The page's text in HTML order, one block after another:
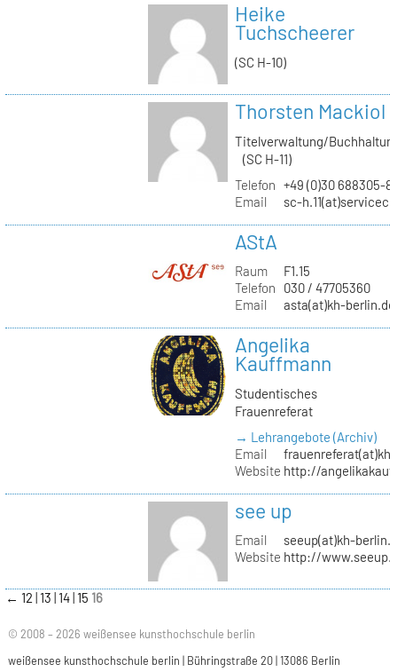
Heike
Tuchscheerer
(SC H-10)
Thorsten Mackiol
Titelverwaltung/
(SC H-11)
Telefon +49 (0)30 688305-
Email
sc-
AStA
Raum
F1.15
Telefon
030 / 47705360
Email
asta(at)kh-berlin.de
Angelika
Kauffmann
Studentisches
Frauenreferat
→ Lehrangebote (Archiv)
Email
Website http://
see up
Email
seeup(at)kh-
Website http://
← 12 13 14 15 16
© 2008 – 2026 weißensee kunsthochschule berlin
weißensee kunsthochschule berlin | Bühringstraße 20 | 13086 Berlin